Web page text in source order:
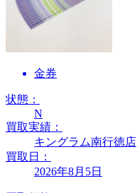
金券
状態：
N
買取実績：
キングラム南行徳店
買取日：
2026年8月5日